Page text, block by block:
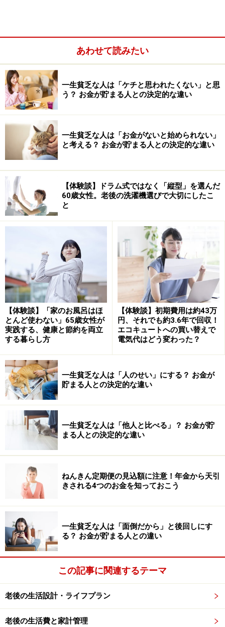
格中華やイタリアンなど、専門的なレシピも豊富で、自
分のこだわりが見えてきます。
●DIYが好き
障子の補修といった「実用的な手入れ」から、自分好み
の「家具作り」、100円ショップのアイテムを活用した
お手軽DIYまで。ちなみに私は、猫に破壊された柱やふ
すまを補修する動画を夢中で見ています。
●体を動かしたい
ズンバやエアロビ、座ったままできる「ヨガ」や「スト
レッチ」など、種類も強度も千差万別。「マンション
OK」「初級」などバリエーションが豊富で、天気に左右
されず自宅で安全に試せます。
「解説動画」で学びのハードルが下がる
文字主体のテキストだけでは挫折しそうな勉強も、動画
ならスッと頭に入ってくることがあります。
ある知人は、65歳で難関の「社会保険労務士（社労
士）」試験に見事合格しました。一度不合格になり挫折
しかけましたが、たまたまYouTubeの解説動画を活用し
たことで理解が深まったそうです。「朝早く目が覚め
る」というシニアならではのリズムを活かし、毎朝4時
から2時間の動画学習と過去問演習を継続。現在は社労
士登録も済ませ、「将来は顧問先を獲得したい」と現役
さながらの夢を語っています。動画は、シニアの「学び
直し」の強力な味方です。
番外編：口腔ケアに目覚める……「無意識の
視聴」にヒントがある
なんとなく見てしまう動画には、自分にとって「今、必
要な情報」が詰まっていることがあります。
あわせて読みたい
一生貧乏な人は「ケチと思われたくない」と思
う？ お金が貯まる人との決定的な違い
一生貧乏な人は「お金がないと始められない」
と考える？ お金が貯まる人との決定的な違い
【体験談】ドラム式ではなく「縦型」を選んだ
60歳女性。老後の洗濯機選びで大切にしたこ
と
【体験談】「家のお風呂はほ
とんど使わない」65歳女性が
実践する、健康と節約を両立
する暮らし方
【体験談】初期費用は約43万
円、それでも約3.6年で回収！
エコキュートへの買い替えで
電気代はどう変わった？
一生貧乏な人は「人のせい」にする？ お金が
貯まる人との決定的な違い
一生貧乏な人は「他人と比べる」？ お金が貯
まる人との決定的な違い
ねんきん定期便の見込額に注意！年金から天引
きされる4つのお金を知っておこう
一生貧乏な人は「面倒だから」と後回しにす
る？ お金が貯まる人との違い
この記事に関連するテーマ
老後の生活設計・ライフプラン
老後の生活費と家計管理